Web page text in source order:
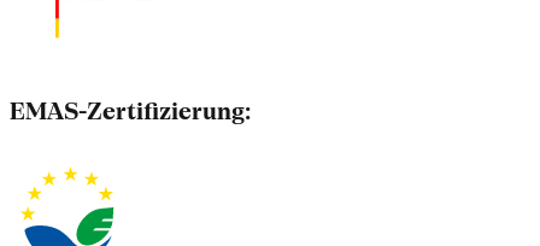
EMAS-Zertifizierung: